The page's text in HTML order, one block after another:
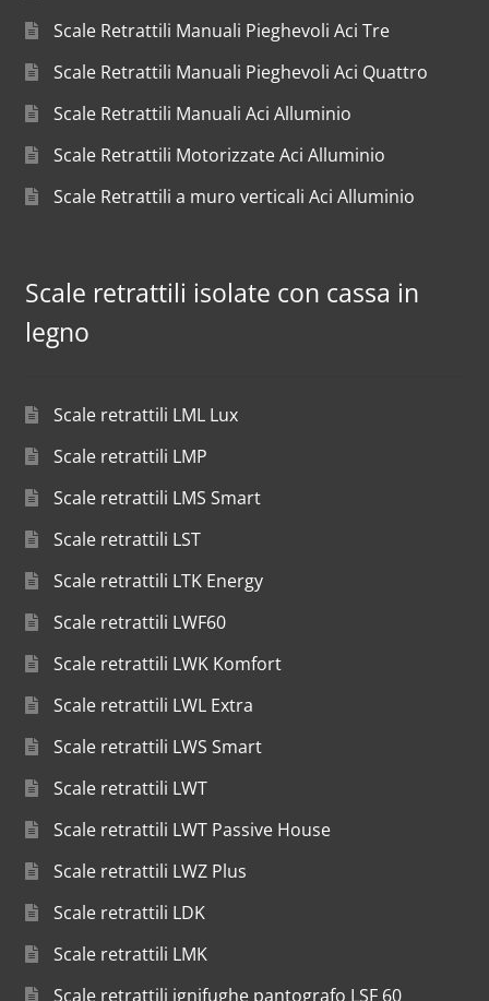
Scale Retrattili Manuali Pieghevoli Aci Tre
Scale Retrattili Manuali Pieghevoli Aci Quattro
Scale Retrattili Manuali Aci Alluminio
Scale Retrattili Motorizzate Aci Alluminio
Scale Retrattili a muro verticali Aci Alluminio
Scale retrattili isolate con cassa in
legno
Scale retrattili LML Lux
Scale retrattili LMP
Scale retrattili LMS Smart
Scale retrattili LST
Scale retrattili LTK Energy
Scale retrattili LWF60
Scale retrattili LWK Komfort
Scale retrattili LWL Extra
Scale retrattili LWS Smart
Scale retrattili LWT
Scale retrattili LWT Passive House
Scale retrattili LWZ Plus
Scale retrattili LDK
Scale retrattili LMK
Scale retrattili ignifughe pantografo LSF 60